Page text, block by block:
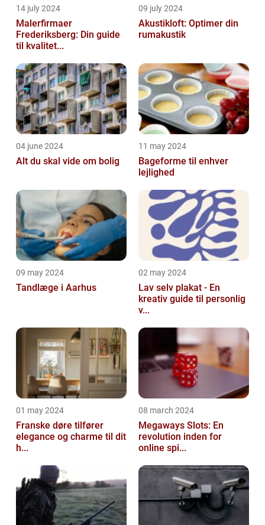
14 july 2024
Malerfirmaer
Frederiksberg: Din guide
til kvalitet...
09 july 2024
Akustikloft: Optimer din
rumakustik
04 june 2024
Alt du skal vide om bolig
11 may 2024
Bageforme til enhver
lejlighed
09 may 2024
Tandlæge i Aarhus
02 may 2024
Lav selv plakat - En
kreativ guide til personlig
v...
01 may 2024
Franske døre tilfører
elegance og charme til dit
h...
08 march 2024
Megaways Slots: En
revolution inden for
online spi...